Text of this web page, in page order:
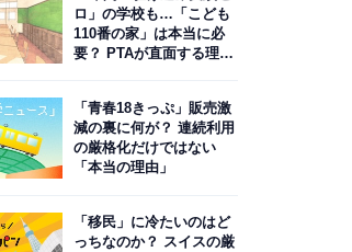
ロ」の学校も…「こども
110番の家」は本当に必
要？ PTAが直面する理想
「青春18きっぷ」販売激
減の裏に何が？ 連続利用
の厳格化だけではない
「本当の理由」
「移民」に冷たいのはど
っちなのか？ スイスの厳